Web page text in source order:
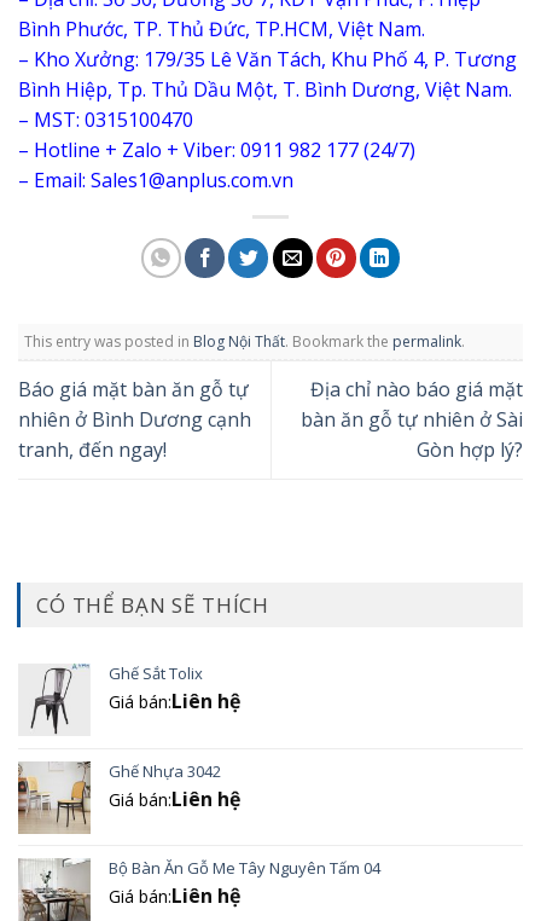
Bình Phước, TP. Thủ Đức, TP.HCM, Việt Nam.
– Kho Xưởng: 179/35 Lê Văn Tách, Khu Phố 4, P. Tương
Bình Hiệp, Tp. Thủ Dầu Một, T. Bình Dương, Việt Nam.
– MST: 0315100470
– Hotline + Zalo + Viber: 0911 982 177 (24/7)
– Email: Sales1@anplus.com.vn
This entry was posted in Blog Nội Thất. Bookmark the permalink.
Báo giá mặt bàn ăn gỗ tự
nhiên ở Bình Dương cạnh
tranh, đến ngay!
Địa chỉ nào báo giá mặt
bàn ăn gỗ tự nhiên ở Sài
Gòn hợp lý?
CÓ THỂ BẠN SẼ THÍCH
Ghế Sắt Tolix
Giá bán:Liên hệ
Ghế Nhựa 3042
Giá bán:Liên hệ
Bộ Bàn Ăn Gỗ Me Tây Nguyên Tấm 04
Giá bán:Liên hệ